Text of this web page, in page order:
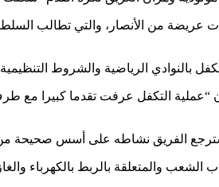
عريضة من الأنصار، والتي تطالب
الرياضية والشروط التنظيمية
أن “عملية التكفل عرفت تقدما
الفريق نشاطه على أسس صحيحة
والمتعلقة بالربط بالكهرباء